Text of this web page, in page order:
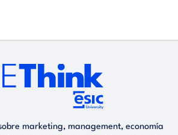
marketing, management, economía